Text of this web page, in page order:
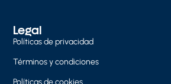
Legal
Políticas de privacidad
Términos y condiciones